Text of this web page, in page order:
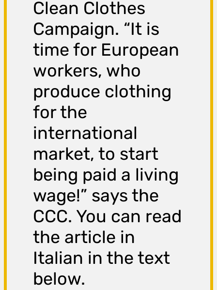
Clean Clothes
Campaign. “It is
time for European
workers, who
produce clothing
for the
international
market, to start
being paid a living
wage!” says the
CCC. You can read
the article in
Italian in the text
below.